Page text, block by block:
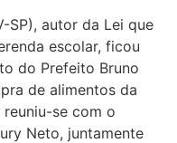
SP), autor da Lei que
escolar, ficou
do Prefeito Bruno
de alimentos da
reuniu-se com o
Neto, juntamente